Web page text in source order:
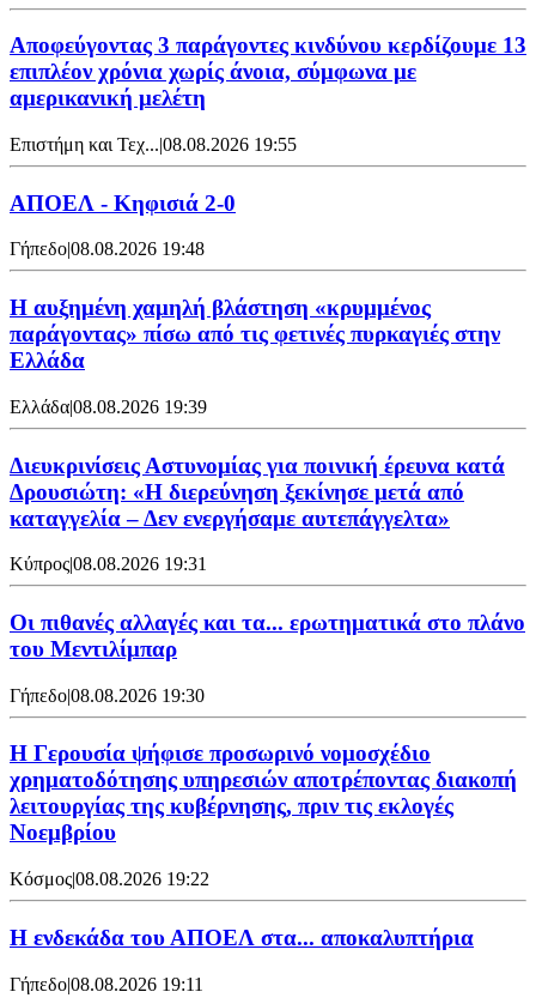
Αποφεύγοντας 3 παράγοντες κινδύνου κερδίζουμε 13
επιπλέον χρόνια χωρίς άνοια, σύμφωνα με
αμερικανική μελέτη
Επιστήμη και Τεχ...|08.08.2026 19:55
ΑΠΟΕΛ - Κηφισιά 2-0
Γήπεδο|08.08.2026 19:48
Η αυξημένη χαμηλή βλάστηση «κρυμμένος
παράγοντας» πίσω από τις φετινές πυρκαγιές στην
Ελλάδα
Ελλάδα|08.08.2026 19:39
Διευκρινίσεις Αστυνομίας για ποινική έρευνα κατά
Δρουσιώτη: «Η διερεύνηση ξεκίνησε μετά από
καταγγελία – Δεν ενεργήσαμε αυτεπάγγελτα»
Κύπρος|08.08.2026 19:31
Οι πιθανές αλλαγές και τα... ερωτηματικά στο πλάνο
του Μεντιλίμπαρ
Γήπεδο|08.08.2026 19:30
Η Γερουσία ψήφισε προσωρινό νομοσχέδιο
χρηματοδότησης υπηρεσιών αποτρέποντας διακοπή
λειτουργίας της κυβέρνησης, πριν τις εκλογές
Νοεμβρίου
Κόσμος|08.08.2026 19:22
Η ενδεκάδα του ΑΠΟΕΛ στα... αποκαλυπτήρια
Γήπεδο|08.08.2026 19:11